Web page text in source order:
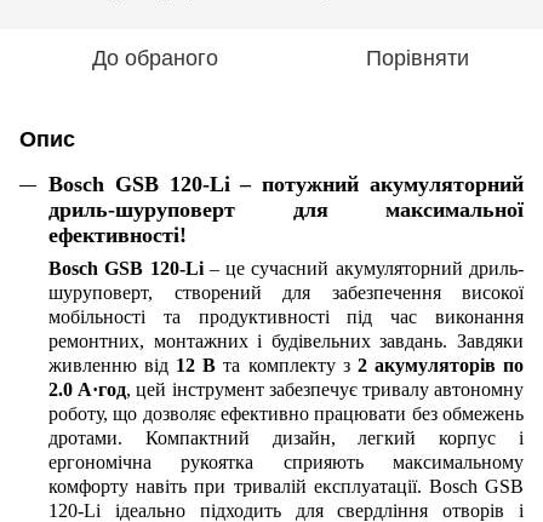
До обраного Порівняти
Опис
Bosch GSB 120-Li – потужний акумуляторний
дриль-шуруповерт для максимальної
ефективності!
Bosch GSB 120-Li– це сучасний акумуляторний дриль-
шуруповерт, створений для забезпечення високої
мобільності та продуктивності під час виконання
ремонтних, монтажних і будівельних завдань. Завдяки
живленню від 12 В та комплекту з 2 акумуляторів по
2.0 А·год, цей інструмент забезпечує тривалу автономну
роботу, що дозволяє ефективно працювати без обмежень
дротами. Компактний дизайн, легкий корпус і
ергономічна рукоятка сприяють максимальному
комфорту навіть при тривалій експлуатації. Bosch GSB
120-Li ідеально підходить для свердління отворів і